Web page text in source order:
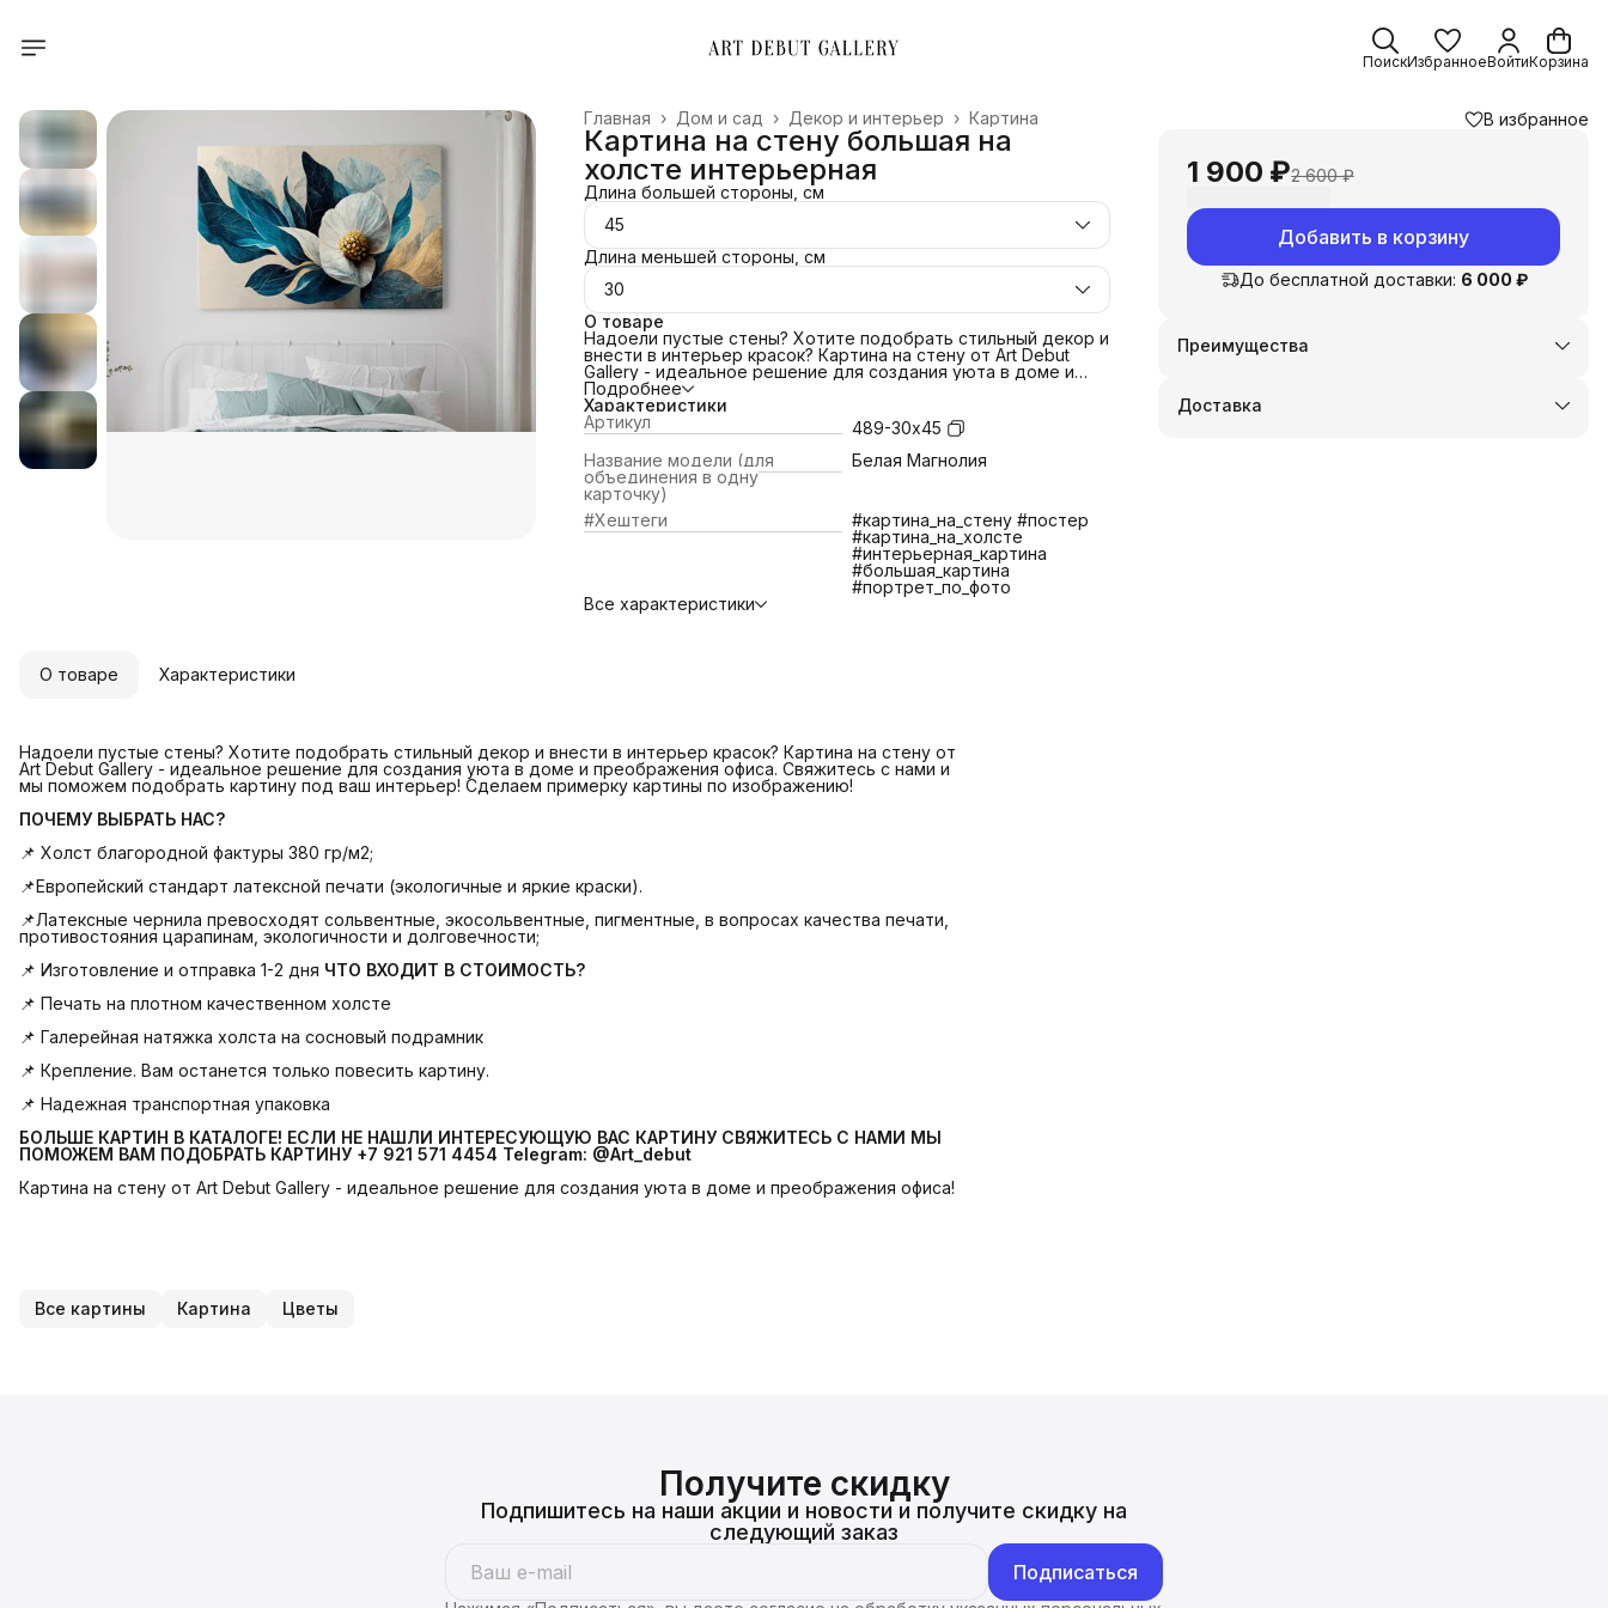
ПоискИзбранноеВойтиКорзина
Картина
Декор и интерьер ›
Дом и сад ›
Главная ›
Картина на стену большая на
холсте интерьерная
Длина большей стороны, см
45
Длина меньшей стороны, см
30
О товаре
Надоели пустые стены? Хотите подобрать стильный декор и
внести в интерьер красок? Картина на стену от Art Debut
Gallery - идеальное решение для создания уюта в доме и
преображения офиса. Свяжитесь с нами и мы поможем
подобрать картину под ваш интерьер! Сделаем примерку
картины по изображению!
ПОЧЕМУ ВЫБРАТЬ НАС?
📌 Холст благородной фактуры 380 гр/м2;
📌Европейский стандарт латексной печати (экологичные и
яркие краски).
📌Латексные чернила превосходят сольвентные,
экосольвентные, пигментные, в вопросах качества печати,
противостояния царапинам, экологичности и долговечности;
📌 Изготовление и отправка 1-2 дняЧТО ВХОДИТ В
📌 Печать на плотном качественном холсте
📌 Галерейная натяжка холста на сосновый подрамник
Подробнее
Характеристики
Артикул
489-30х45
Название модели (для
объединения в одну
карточку)
Белая Магнолия
#Хештеги
#картина_на_стену #постер
#картина_на_холсте
#интерьерная_картина
#большая_картина
#портрет_по_фото
Все характеристики
В избранное
1 900 ₽2 600 ₽
Добавить в корзину
До бесплатной доставки: 6 000 ₽
Преимущества
Оплата частями в Сплит
Удобный возврат
Доставка
О товаре Характеристики
Надоели пустые стены? Хотите подобрать стильный декор и внести в интерьер красок? Картина на стену от
Art Debut Gallery - идеальное решение для создания уюта в доме и преображения офиса. Свяжитесь с нами и
мы поможем подобрать картину под ваш интерьер! Сделаем примерку картины по изображению!
ПОЧЕМУ ВЫБРАТЬ НАС?
📌 Холст благородной фактуры 380 гр/м2;
📌Европейский стандарт латексной печати (экологичные и яркие краски).
📌Латексные чернила превосходят сольвентные, экосольвентные, пигментные, в вопросах качества печати,
противостояния царапинам, экологичности и долговечности;
📌 Изготовление и отправка 1-2 дня ЧТО ВХОДИТ В СТОИМОСТЬ?
📌 Печать на плотном качественном холсте
📌 Галерейная натяжка холста на сосновый подрамник
📌 Крепление. Вам останется только повесить картину.
📌 Надежная транспортная упаковка
БОЛЬШЕ КАРТИН В КАТАЛОГЕ! ЕСЛИ НЕ НАШЛИ ИНТЕРЕСУЮЩУЮ ВАС КАРТИНУ СВЯЖИТЕСЬ С НАМИ МЫ
ПОМОЖЕМ ВАМ ПОДОБРАТЬ КАРТИНУ +7 921 571 4454 Telegram: @Art_debut
Картина на стену от Art Debut Gallery - идеальное решение для создания уюта в доме и преображения офиса!
Все картины Картина Цветы
Получите скидку
Подпишитесь на наши акции и новости и получите скидку на
следующий заказ
Подписаться